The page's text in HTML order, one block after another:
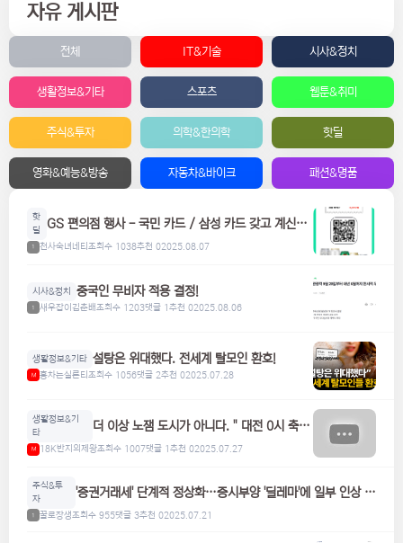
자유 게시판
전체 IT&기술 시사&정치
생활정보&기타 스포츠 웹툰&취미
주식&투자 의학&한의학 핫딜
영화&예능&방송 자동차&바이크 패션&명품
핫
딜
GS 편의점 행사 - 국민 카드 / 삼성 카드 갖고 계신분
들은 참고하세요! 맥주, 위스키, 하이볼 할인
1 천사숙녀네티조회수 1038추천 02025.08.07
시사&정치 중국인 무비자 적용 결정!
1 새우잡이김춘배조회수 1203댓글 1추천 02025.08.06
생활정보&기타 설탕은 위대했다. 전세계 탈모인 환호!
M 홍차는실론티조회수 1056댓글 2추천 02025.07.28
생활정보&기
타
더 이상 노잼 도시가 아니다. " 대전 0시 축
제"
M 18K반지의제왕조회수 1007댓글 1 추천 02025.07.27
주식&투
자
'증권거래세' 단계적 정상화…증시부양 '딜레마'에 일부 인상 검
1 꿀로장생조회수 955댓글 3추천 02025.07.21